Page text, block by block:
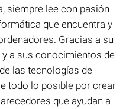
siempre lee con pasión
que encuentra y
Gracias a su
a sus conocimientos de
las tecnologías de
todo lo posible por crear
que ayudan a